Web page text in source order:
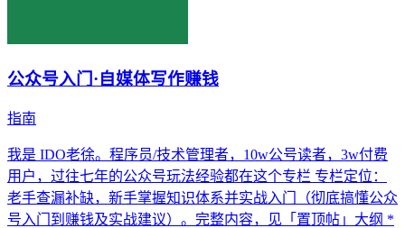
公众号入门·自媒体写作赚钱
指南
我是 IDO老徐。程序员/技术管理者，10w公号读者，3w付费
用户，过往七年的公众号玩法经验都在这个专栏 专栏定位：
老手查漏补缺，新手掌握知识体系并实战入门（彻底搞懂公众
号入门到赚钱及实战建议）。完整内容，见「置顶帖」大纲 *